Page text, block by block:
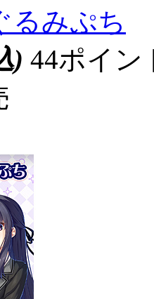
るみぷち
) 44ポイ